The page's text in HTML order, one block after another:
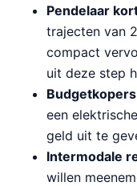
Pendelaar
trajecten van
compact
uit deze step
een
geld uit te
Intermodale
willen